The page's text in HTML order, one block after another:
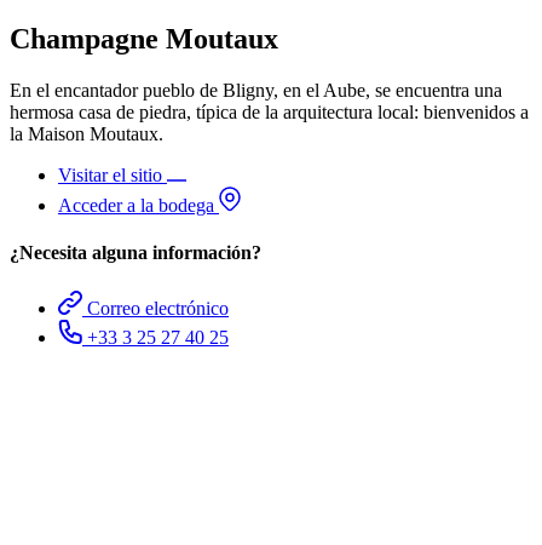
Champagne Moutaux
En el encantador pueblo de Bligny, en el Aube, se encuentra una
hermosa casa de piedra, típica de la arquitectura local: bienvenidos a
la Maison Moutaux.
Visitar el sitio
Acceder a la bodega
¿Necesita alguna información?
Correo electrónico
+33 3 25 27 40 25